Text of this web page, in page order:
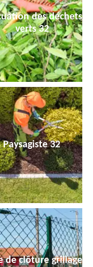
des déchets
verts 32
Paysagiste 32
de clôture grillage